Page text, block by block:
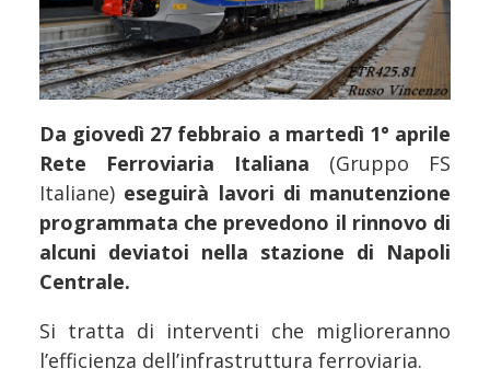
Da giovedì 27 febbraio a martedì 1° aprile
Rete Ferroviaria Italiana (Gruppo FS
Italiane) eseguirà lavori di manutenzione
programmata che prevedono il rinnovo di
alcuni deviatoi nella stazione di Napoli
Centrale.
Si tratta di interventi che miglioreranno
l’efficienza dell’infrastruttura ferroviaria.